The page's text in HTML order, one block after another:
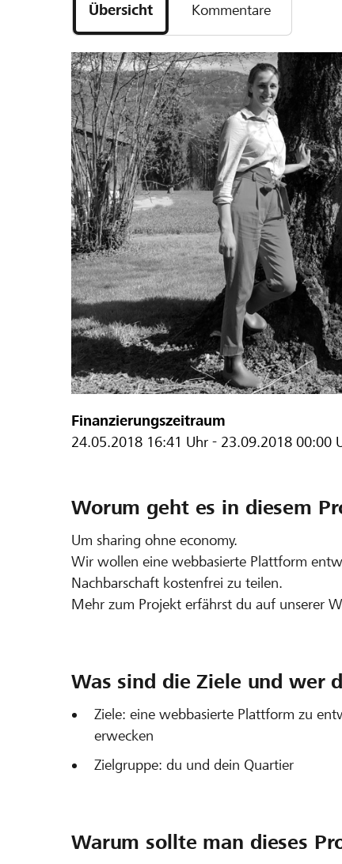
Übersicht Kommentare
Finanzierungszeitraum
24.05.2018 16:41 Uhr - 23.09.2018 00:00
Worum geht es in diesem
Um sharing ohne economy.
Wir wollen eine webbasierte Plattform
Nachbarschaft kostenfrei zu teilen.
Mehr zum Projekt erfährst du auf unserer
Was sind die Ziele und wer
Ziele: eine webbasierte Plattform zu
erwecken
Zielgruppe: du und dein Quartier
Warum sollte man dieses